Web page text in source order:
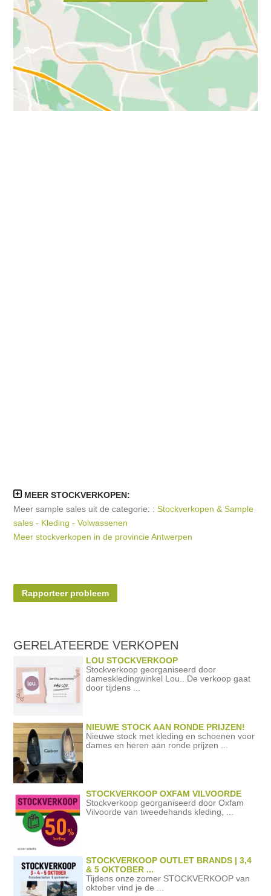
MEER STOCKVERKOPEN:
Meer sample sales uit de categorie: :Stockverkopen & Sample
sales - Kleding - Volwassenen
Meer stockverkopen in de provincie Antwerpen
Rapporteer probleem
GERELATEERDEVERKOPEN
LOU STOCKVERKOOP
Stockverkoop georganiseerd door
dameskledingwinkel Lou.. De verkoop gaat
door tijdens ...
NIEUWE STOCK AAN RONDE PRIJZEN!
Nieuwe stock met kleding en schoenen voor
dames en heren aan ronde prijzen ...
STOCKVERKOOP OXFAM VILVOORDE
Stockverkoop georganiseerd door Oxfam
Vilvoorde van tweedehands kleding, ...
STOCKVERKOOP OUTLET BRANDS | 3,4
& 5 OKTOBER ...
Tijdens onze zomer STOCKVERKOOP van
oktober vind je de ...